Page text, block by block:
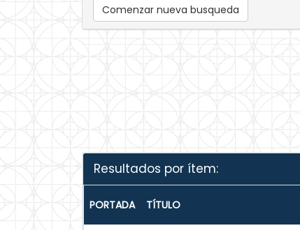
Comenzar nueva busqueda
Resultados por ítem:
PORTADA TÍTULO